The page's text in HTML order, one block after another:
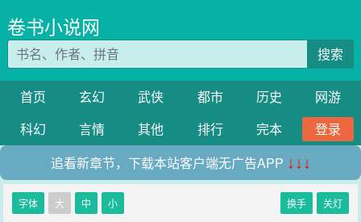
卷书小说网
搜索
首页 玄幻 武侠 都市 历史
网游
科幻
言情 其他 排行 完本
登录
追看新章节，下载本站客户端无广告APP ↓↓↓
字体 大 中 小 换手 关灯